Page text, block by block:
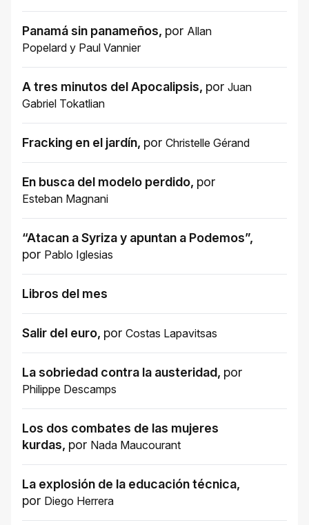
Panamá sin panameños, por Allan
Popelard y Paul Vannier
A tres minutos del Apocalipsis, por Juan
Gabriel Tokatlian
Fracking en el jardín, por Christelle Gérand
En busca del modelo perdido, por
Esteban Magnani
“Atacan a Syriza y apuntan a Podemos”,
por Pablo Iglesias
Libros del mes
Salir del euro, por Costas Lapavitsas
La sobriedad contra la austeridad, por
Philippe Descamps
Los dos combates de las mujeres
kurdas, por Nada Maucourant
La explosión de la educación técnica,
por Diego Herrera